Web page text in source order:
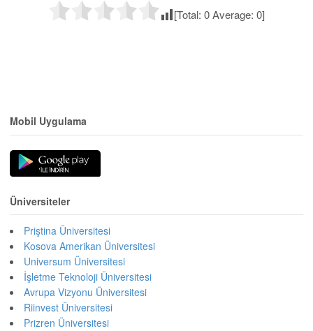
[Total: 0Average: 0]
Mobil Uygulama
Üniversiteler
Priştina Üniversitesi
Kosova Amerikan Üniversitesi
Universum Üniversitesi
İşletme Teknoloji Üniversitesi
Avrupa Vizyonu Üniversitesi
Riinvest Üniversitesi
Prizren Üniversitesi